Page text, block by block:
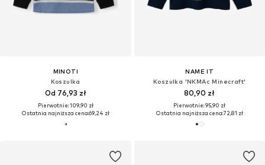
MINOTI
Koszulka
Od 76,93 zł
Pierwotnie: 109,90 zł
Ostatnia najniższa cena:69,24 zł
NAME IT
Koszulka 'NKMAc Minecraft'
80,90 zł
Pierwotnie: 95,90 zł
Ostatnia najniższa cena:72,81 zł